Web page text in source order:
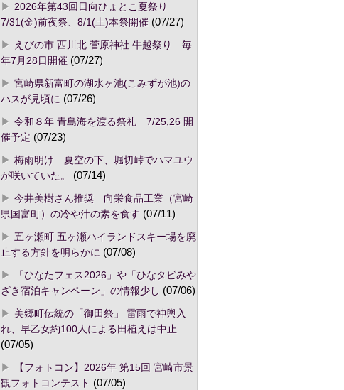
2026年第43回日向ひょとこ夏祭り
7/31(金)前夜祭、8/1(土)本祭開催(07/27)
えびの市 西川北 菅原神社 牛越祭り 毎
年7月28日開催(07/27)
宮崎県新富町の湖水ヶ池(こみずが池)の
ハスが見頃に (07/26)
令和８年 青島海を渡る祭礼 7/25,26 開
催予定 (07/23)
梅雨明け 夏空の下、堀切峠でハマユウ
が咲いていた。
(07/14)
今井美樹さん推奨 向栄食品工業（宮崎
県国富町）の冷や汁の素を食す (07/11)
五ヶ瀬町 五ヶ瀬ハイランドスキー場を廃
止する方針を明らかに (07/08)
「ひなたフェス2026」や「ひなタビみや
ざき宿泊キャンペーン」の情報少し (07/06)
美郷町伝統の「御田祭」 雷雨で神輿入
れ、早乙女約100人による田植えは中止
(07/05)
【フォトコン】2026年 第15回 宮崎市景
観フォトコンテスト (07/05)